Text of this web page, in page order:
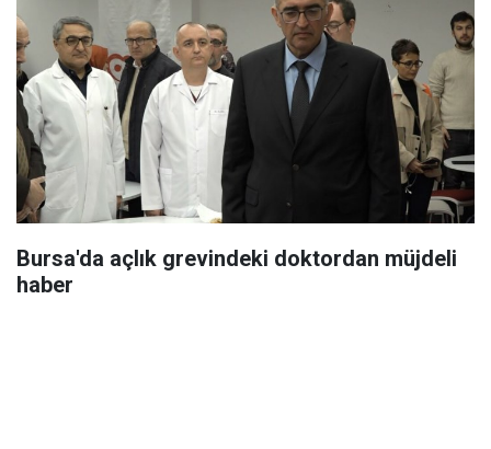
Bursa'da açlık grevindeki doktordan müjdeli
haber